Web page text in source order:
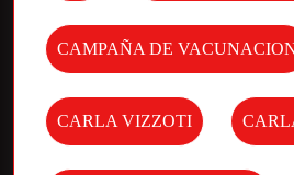
CAMPAÑA DE
CARLA VIZZOTI